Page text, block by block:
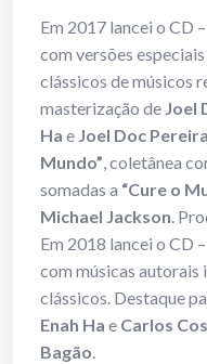
Em 2017 lancei o CD –
com versões
clássicos de músicos
masterização de Joel
Ha e Joel Doc Pereira
Mundo”, coletânea
somadas a “Cure o
Michael Jackson.
Em 2018 lancei o CD –
com músicas autorais
clássicos. Destaque
Enah Ha e Carlos
Bagão.